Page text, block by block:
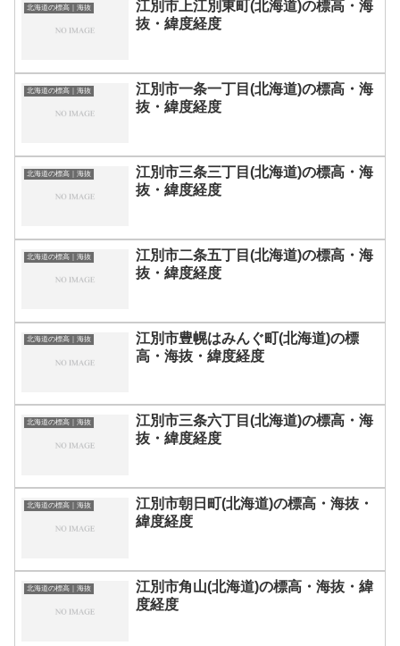
北海道の標高｜海抜
江別市上江別東町(北海道)の標高・海
抜・緯度経度
北海道の標高｜海抜
江別市一条一丁目(北海道)の標高・海
抜・緯度経度
北海道の標高｜海抜
江別市三条三丁目(北海道)の標高・海
抜・緯度経度
北海道の標高｜海抜
江別市二条五丁目(北海道)の標高・海
抜・緯度経度
北海道の標高｜海抜
江別市豊幌はみんぐ町(北海道)の標
高・海抜・緯度経度
北海道の標高｜海抜
江別市三条六丁目(北海道)の標高・海
抜・緯度経度
北海道の標高｜海抜
江別市朝日町(北海道)の標高・海抜・
緯度経度
北海道の標高｜海抜
江別市角山(北海道)の標高・海抜・緯
度経度